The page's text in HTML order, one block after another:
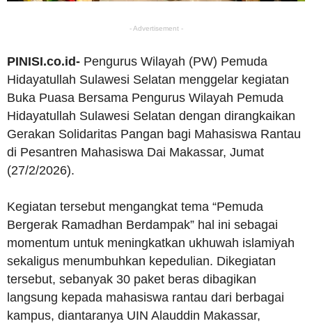
- Advertisement -
PINISI.co.id- Pengurus Wilayah (PW) Pemuda
Hidayatullah Sulawesi Selatan menggelar kegiatan
Buka Puasa Bersama Pengurus Wilayah Pemuda
Hidayatullah Sulawesi Selatan dengan dirangkaikan
Gerakan Solidaritas Pangan bagi Mahasiswa Rantau
di Pesantren Mahasiswa Dai Makassar, Jumat
(27/2/2026).
Kegiatan tersebut mengangkat tema “Pemuda
Bergerak Ramadhan Berdampak” hal ini sebagai
momentum untuk meningkatkan ukhuwah islamiyah
sekaligus menumbuhkan kepedulian. Dikegiatan
tersebut, sebanyak 30 paket beras dibagikan
langsung kepada mahasiswa rantau dari berbagai
kampus, diantaranya UIN Alauddin Makassar,